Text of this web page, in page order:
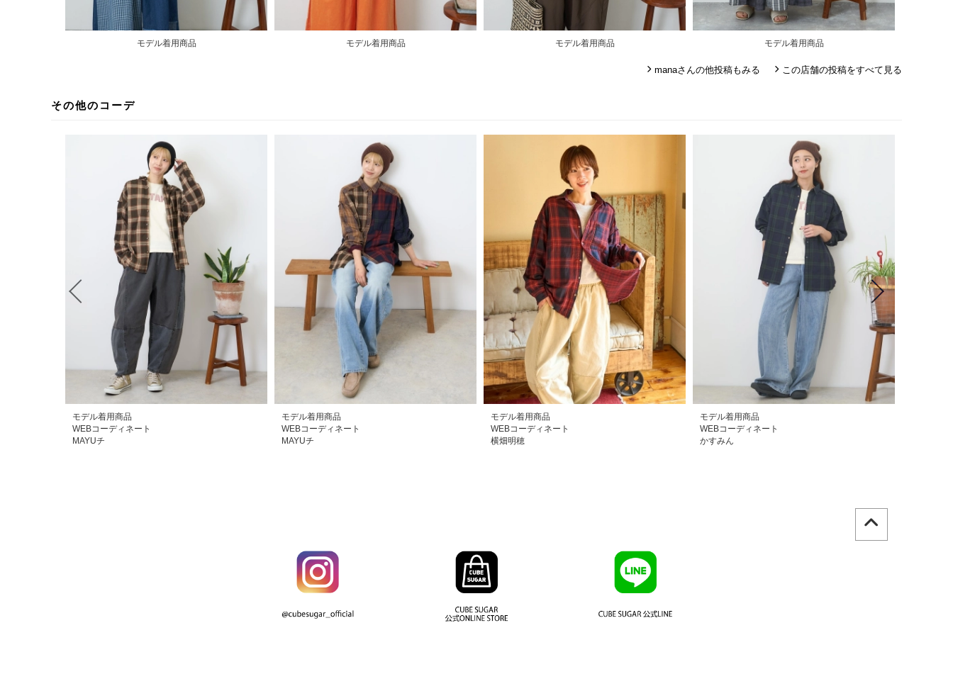
モデル着用商品 モデル着用商品 モデル着用商品 モデル着用商品
manaさんの他投稿もみる この店舗の投稿をすべて見る
その他のコーデ
モデル着用商品
WEBコーディネート
MAYUチ
モデル着用商品
WEBコーディネート
MAYUチ
モデル着用商品
WEBコーディネート
横畑明穂
モデル着用商品
WEBコーディネート
かすみん